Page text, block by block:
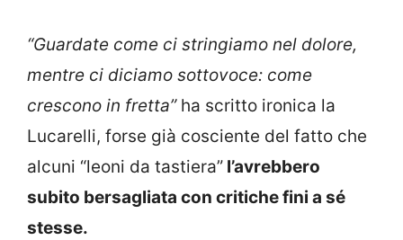
“Guardate come ci stringiamo nel dolore,
mentre ci diciamo sottovoce: come
crescono in fretta” ha scritto ironica la
Lucarelli, forse già cosciente del fatto che
alcuni “leoni da tastiera” l’avrebbero
subito bersagliata con critiche fini a sé
stesse.